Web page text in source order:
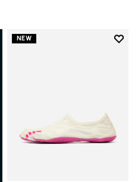
NEW
Add